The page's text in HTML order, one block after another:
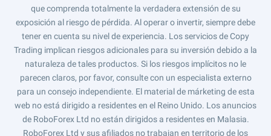
que comprenda totalmente la verdadera extensión de su
exposición al riesgo de pérdida. Al operar o invertir, siempre debe
tener en cuenta su nivel de experiencia. Los servicios de Copy
Trading implican riesgos adicionales para su inversión debido a la
naturaleza de tales productos. Si los riesgos implícitos no le
parecen claros, por favor, consulte con un especialista externo
para un consejo independiente. El material de márketing de esta
web no está dirigido a residentes en el Reino Unido. Los anuncios
de RoboForex Ltd no están dirigidos a residentes en Malasia.
RoboForex Ltd y sus afiliados no trabajan en territorio de los